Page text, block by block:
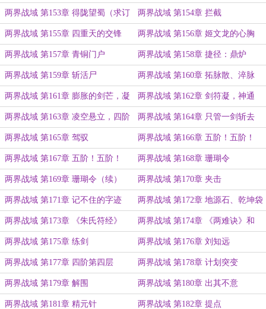
阅） 阅）
两界战域 第153章 得陇望蜀（求订
阅）
两界战域 第154章 拦截
两界战域 第155章 四重天的交锋 两界战域 第156章 姬文龙的心胸
两界战域 第157章 青铜门户 两界战域 第158章 捷径：鼎炉
两界战域 第159章 斩活尸 两界战域 第160章 拓脉散、淬脉
散、续脉散
两界战域 第161章 膨胀的剑芒，凝
实的剑气
两界战域 第162章 剑符凝，神通
成！
两界战域 第163章 凌空悬立，四阶
活尸
两界战域 第164章 只管一剑斩去
两界战域 第165章 驾驭 两界战域 第166章 五阶！五阶！
两界战域 第167章 五阶！五阶！
（续）
两界战域 第168章 珊瑚令
两界战域 第169章 珊瑚令（续） 两界战域 第170章 夹击
两界战域 第171章 记不住的字迹 两界战域 第172章 地源石、乾坤袋
两界战域 第173章 《朱氏符经》 两界战域 第174章 《两难诀》和
《藏针诀》
两界战域 第175章 练剑 两界战域 第176章 刘知远
两界战域 第177章 四阶第四层 两界战域 第178章 计划突变
两界战域 第179章 解围 两界战域 第180章 出其不意
两界战域 第181章 精元针 两界战域 第182章 提点